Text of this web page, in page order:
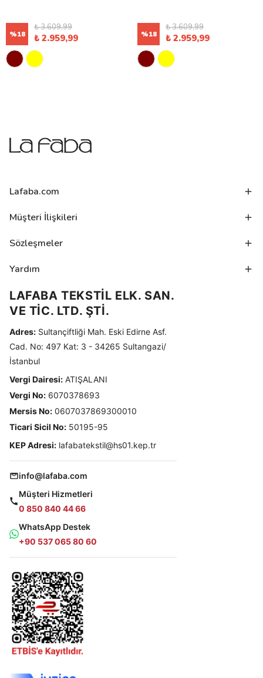
%18
₺ 3.609,99
₺ 2.959,99 %18
₺ 3.609,99
₺ 2.959,99
Lafaba.com
Müşteri İlişkileri
Sözleşmeler
Yardım
LAFABA TEKSTİL ELK. SAN.
VE TİC. LTD. ŞTİ.
Adres: Sultançiftliği Mah. Eski Edirne Asf.
Cad. No: 497 Kat: 3 - 34265 Sultangazi/
İstanbul
Vergi Dairesi: ATIŞALANI
Vergi No: 6070378693
Mersis No: 0607037869300010
Ticari Sicil No: 50195-95
KEP Adresi: lafabatekstil@hs01.kep.tr
info@lafaba.com
Müşteri Hizmetleri
0 850 840 44 66
WhatsApp Destek
+90 537 065 80 60